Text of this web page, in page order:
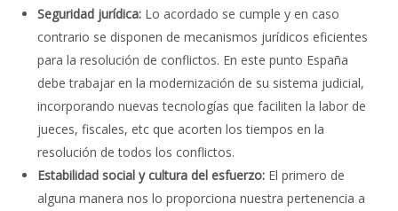
Seguridad jurídica: Lo acordado se cumple y en caso
contrario se disponen de mecanismos jurídicos eficientes
para la resolución de conflictos. En este punto España
debe trabajar en la modernización de su sistema judicial,
incorporando nuevas tecnologías que faciliten la labor de
jueces, fiscales, etc que acorten los tiempos en la
resolución de todos los conflictos.
Estabilidad social y cultura del esfuerzo: El primero de
alguna manera nos lo proporciona nuestra pertenencia a